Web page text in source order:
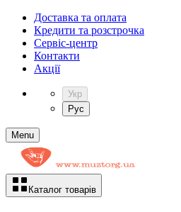
Доставка та оплата
Кредити та розстрочка
Сервіc-центр
Контакти
Акції
Укр
Рус
Menu
Каталог товарів